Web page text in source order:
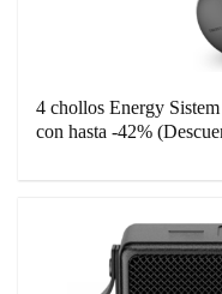
4 chollos Energy
con hasta -42%